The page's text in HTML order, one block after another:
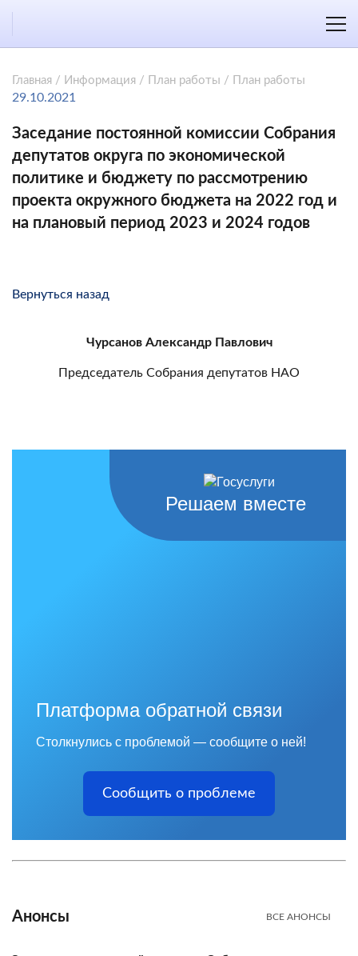
Главная / Информация / План работы / План работы
29.10.2021
Заседание постоянной комиссии Собрания
депутатов округа по экономической
политике и бюджету по рассмотрению
проекта окружного бюджета на 2022 год и
на плановый период 2023 и 2024 годов
Вернуться назад
Чурсанов Александр Павлович
Председатель Собрания депутатов НАО
Решаем вместе
Платформа обратной связи
Столкнулись с проблемой — сообщите о ней!
Сообщить о проблеме
Анонсы ВСЕ АНОНСЫ